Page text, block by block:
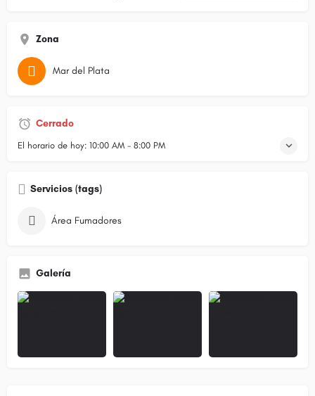
Zona
Mar del Plata
Cerrado
El horario de hoy: 10:00 AM - 8:00 PM
Servicios (tags)
Área Fumadores
Galería